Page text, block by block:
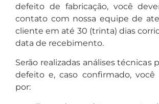
defeito de fabricação, você
contato com nossa equipe de
cliente em até 30 (trinta) dias
data de recebimento.
Serão realizadas análises técnicas
defeito e, caso confirmado, você
por: